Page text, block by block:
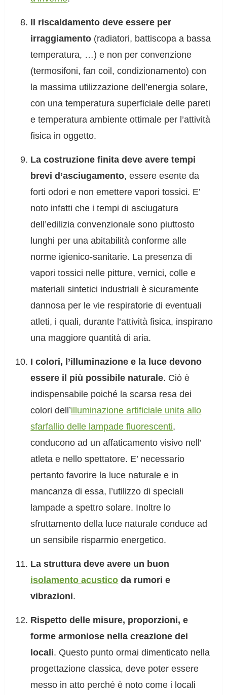
Il riscaldamento deve essere per
irraggiamento (radiatori, battiscopa a bassa
temperatura, …) e non per convenzione
(termosifoni, fan coil, condizionamento) con
la massima utilizzazione dell’energia solare,
con una temperatura superficiale delle pareti
e temperatura ambiente ottimale per l’attività
fisica in oggetto.
La costruzione finita deve avere tempi
brevi d’asciugamento, essere esente da
forti odori e non emettere vapori tossici. E’
noto infatti che i tempi di asciugatura
dell’edilizia convenzionale sono piuttosto
lunghi per una abitabilità conforme alle
norme igienico-sanitarie. La presenza di
vapori tossici nelle pitture, vernici, colle e
materiali sintetici industriali è sicuramente
dannosa per le vie respiratorie di eventuali
atleti, i quali, durante l’attività fisica, inspirano
una maggiore quantità di aria.
I colori, l’illuminazione e la luce devono
essere il più possibile naturale. Ciò è
indispensabile poiché la scarsa resa dei
colori dell’illuminazione artificiale unita allo
sfarfallio delle lampade fluorescenti,
conducono ad un affaticamento visivo nell’
atleta e nello spettatore. E’ necessario
pertanto favorire la luce naturale e in
mancanza di essa, l’utilizzo di speciali
lampade a spettro solare. Inoltre lo
sfruttamento della luce naturale conduce ad
un sensibile risparmio energetico.
La struttura deve avere un buon
isolamento acustico da rumori e
vibrazioni.
Rispetto delle misure, proporzioni, e
forme armoniose nella creazione dei
locali. Questo punto ormai dimenticato nella
progettazione classica, deve poter essere
messo in atto perché è noto come i locali